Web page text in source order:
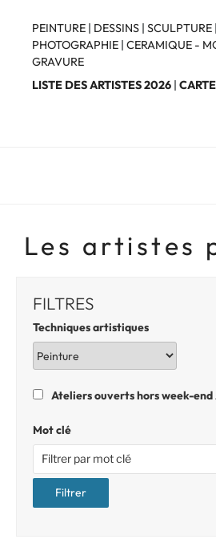
contenu
principal
PEINTURE | DESSINS | SCULPTURE |
PHOTOGRAPHIE | CERAMIQUE -
GRAVURE
LISTE DES ARTISTES 2026 |
Les artistes
FILTRES
Techniques artistiques
Ateliers ouverts hors week-end
Mot clé